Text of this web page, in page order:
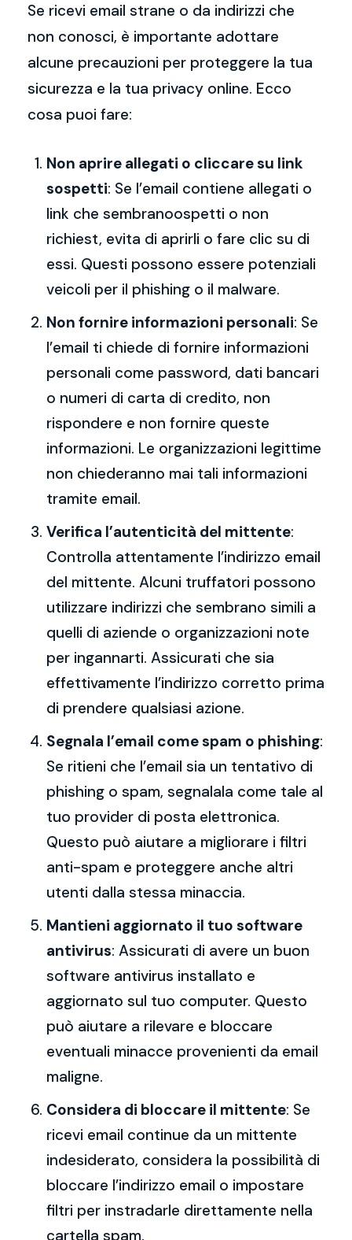
Se ricevi email strane o da indirizzi che
non conosci, è importante adottare
alcune precauzioni per proteggere la tua
sicurezza e la tua privacy online. Ecco
cosa puoi fare:
Non aprire allegati o cliccare su link
sospetti: Se l’email contiene allegati o
link che sembranoospetti o non
richiest, evita di aprirli o fare clic su di
essi. Questi possono essere potenziali
veicoli per il phishing o il malware.
Non fornire informazioni personali: Se
l’email ti chiede di fornire informazioni
personali come password, dati bancari
o numeri di carta di credito, non
rispondere e non fornire queste
informazioni. Le organizzazioni legittime
non chiederanno mai tali informazioni
tramite email.
Verifica l’autenticità del mittente:
Controlla attentamente l’indirizzo email
del mittente. Alcuni truffatori possono
utilizzare indirizzi che sembrano simili a
quelli di aziende o organizzazioni note
per ingannarti. Assicurati che sia
effettivamente l’indirizzo corretto prima
di prendere qualsiasi azione.
Segnala l’email come spam o phishing:
Se ritieni che l’email sia un tentativo di
phishing o spam, segnalala come tale al
tuo provider di posta elettronica.
Questo può aiutare a migliorare i filtri
anti-spam e proteggere anche altri
utenti dalla stessa minaccia.
Mantieni aggiornato il tuo software
antivirus: Assicurati di avere un buon
software antivirus installato e
aggiornato sul tuo computer. Questo
può aiutare a rilevare e bloccare
eventuali minacce provenienti da email
maligne.
Considera di bloccare il mittente: Se
ricevi email continue da un mittente
indesiderato, considera la possibilità di
bloccare l’indirizzo email o impostare
filtri per instradarle direttamente nella
cartella spam.